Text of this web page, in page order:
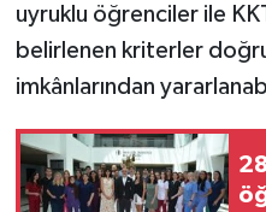
uyruklu öğrenciler ile
belirlenen kriterler
imkânlarından